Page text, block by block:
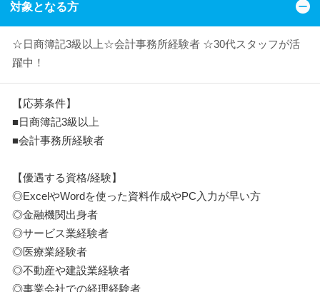
対象となる方
☆日商簿記3級以上☆会計事務所経験者 ☆30代スタッフが活
躍中！
【応募条件】
■日商簿記3級以上
■会計事務所経験者
【優遇する資格/経験】
◎ExcelやWordを使った資料作成やPC入力が早い方
◎金融機関出身者
◎サービス業経験者
◎医療業経験者
◎不動産や建設業経験者
◎事業会社での経理経験者